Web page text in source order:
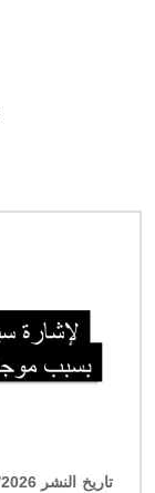
تاريخ النشر 30/06/2026 الساعة 13:54